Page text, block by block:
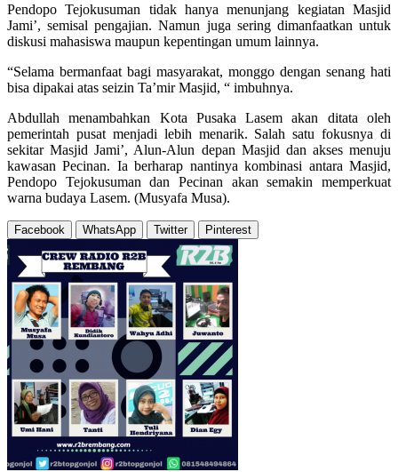
Pendopo Tejokusuman tidak hanya menunjang kegiatan Masjid
Jami’, semisal pengajian. Namun juga sering dimanfaatkan untuk
diskusi mahasiswa maupun kepentingan umum lainnya.
“Selama bermanfaat bagi masyarakat, monggo dengan senang hati
bisa dipakai atas seizin Ta’mir Masjid, “ imbuhnya.
Abdullah menambahkan Kota Pusaka Lasem akan ditata oleh
pemerintah pusat menjadi lebih menarik. Salah satu fokusnya di
sekitar Masjid Jami’, Alun-Alun depan Masjid dan akses menuju
kawasan Pecinan. Ia berharap nantinya kombinasi antara Masjid,
Pendopo Tejokusuman dan Pecinan akan semakin memperkuat
warna budaya Lasem. (Musyafa Musa).
Facebook WhatsApp Twitter Pinterest